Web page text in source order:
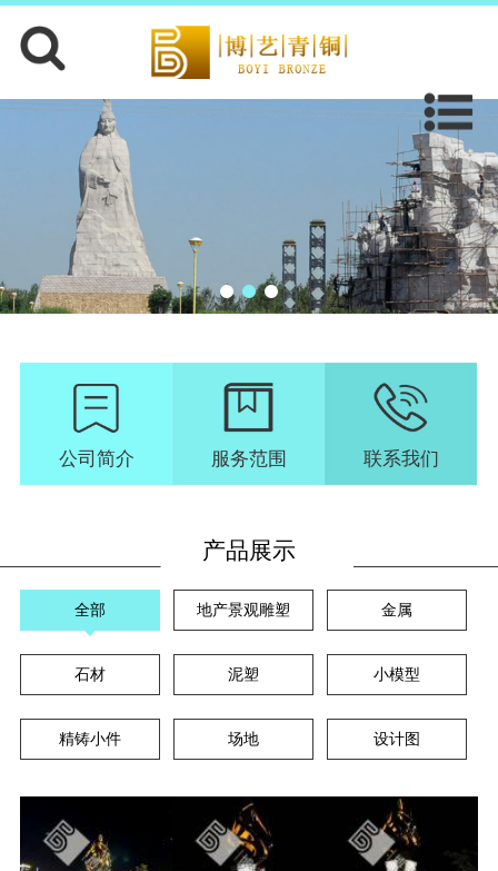
公司简介 服务范围 联系我们
产品展示
全部 地产景观雕塑 金属
石材 泥塑 小模型
精铸小件 场地 设计图